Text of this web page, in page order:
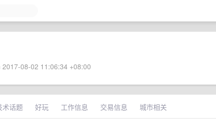
08-02 11:06:34 +08:00
术话题 好玩 工作信息 交易信息 城市相关